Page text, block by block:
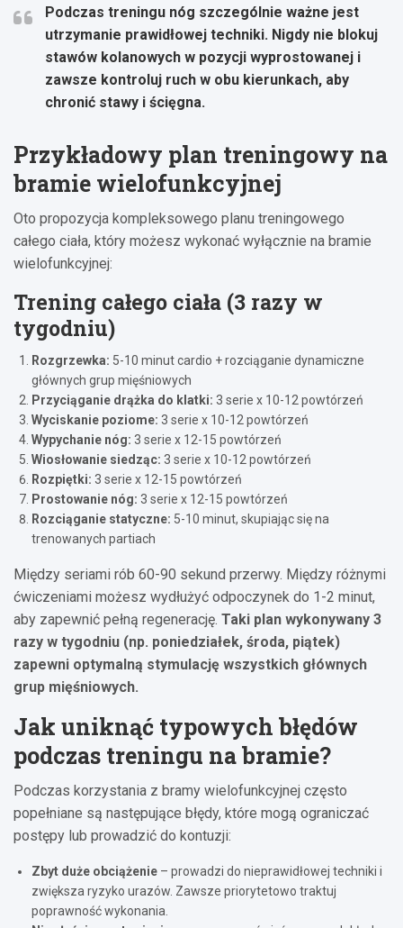
Podczas treningu nóg szczególnie ważne jest
utrzymanie prawidłowej techniki. Nigdy nie blokuj
stawów kolanowych w pozycji wyprostowanej i
zawsze kontroluj ruch w obu kierunkach, aby
chronić stawy i ścięgna.
Przykładowy plan treningowy na
bramie wielofunkcyjnej
Oto propozycja kompleksowego planu treningowego
całego ciała, który możesz wykonać wyłącznie na bramie
wielofunkcyjnej:
Trening całego ciała (3 razy w
tygodniu)
Rozgrzewka: 5-10 minut cardio + rozciąganie dynamiczne
głównych grup mięśniowych
Przyciąganie drążka do klatki: 3 serie x 10-12 powtórzeń
Wyciskanie poziome: 3 serie x 10-12 powtórzeń
Wypychanie nóg: 3 serie x 12-15 powtórzeń
Wiosłowanie siedząc: 3 serie x 10-12 powtórzeń
Rozpiętki: 3 serie x 12-15 powtórzeń
Prostowanie nóg: 3 serie x 12-15 powtórzeń
Rozciąganie statyczne: 5-10 minut, skupiając się na
trenowanych partiach
Między seriami rób 60-90 sekund przerwy. Między różnymi
ćwiczeniami możesz wydłużyć odpoczynek do 1-2 minut,
aby zapewnić pełną regenerację. Taki plan wykonywany 3
razy w tygodniu (np. poniedziałek, środa, piątek)
zapewni optymalną stymulację wszystkich głównych
grup mięśniowych.
Jak uniknąć typowych błędów
podczas treningu na bramie?
Podczas korzystania z bramy wielofunkcyjnej często
popełniane są następujące błędy, które mogą ograniczać
postępy lub prowadzić do kontuzji:
Zbyt duże obciążenie – prowadzi do nieprawidłowej techniki i
zwiększa ryzyko urazów. Zawsze priorytetowo traktuj
poprawność wykonania.